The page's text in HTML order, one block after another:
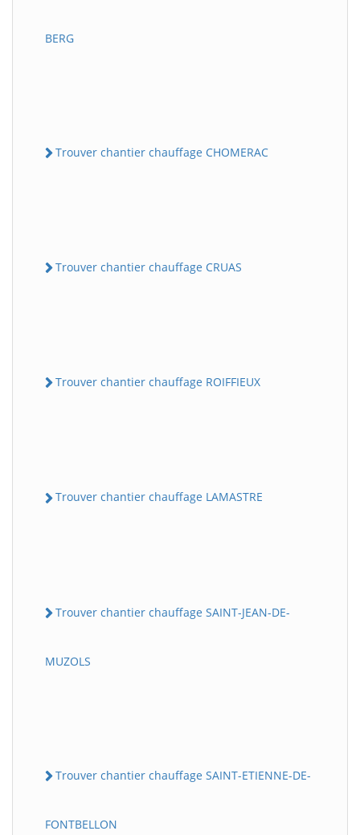
BERG
Trouver chantier chauffage CHOMERAC
Trouver chantier chauffage CRUAS
Trouver chantier chauffage ROIFFIEUX
Trouver chantier chauffage LAMASTRE
Trouver chantier chauffage SAINT-JEAN-DE-
MUZOLS
Trouver chantier chauffage SAINT-ETIENNE-DE-
FONTBELLON